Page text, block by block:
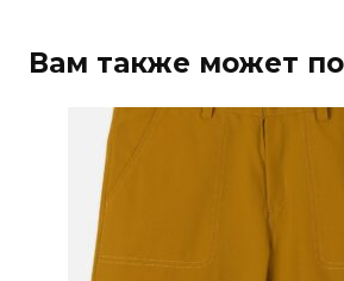
Вам также может